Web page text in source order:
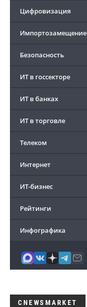
Цифровизация
Импортозамещение
Безопасность
ИТ в госсекторе
ИТ в банках
ИТ в торговле
Телеком
Интернет
ИТ-бизнес
Рейтинги
Инфографика
CNEWSMARKET